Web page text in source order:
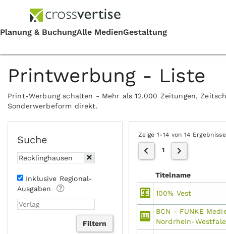
Printwerbung - Liste
Print-Werbung schalten - Mehr als 12.000 Zeitungen,
Sonderwerbeform direkt.
Suche
Inklusive Regional-
Ausgaben
Zeige 1-14 von 14
1
Titelname
100% Vest
BCN - FUNKE
Nordrhein-